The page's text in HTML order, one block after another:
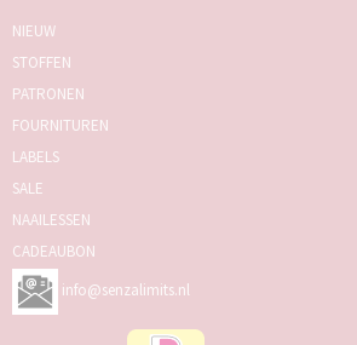
NIEUW
STOFFEN
PATRONEN
FOURNITUREN
LABELS
SALE
NAAILESSEN
CADEAUBON
info@senzalimits.nl